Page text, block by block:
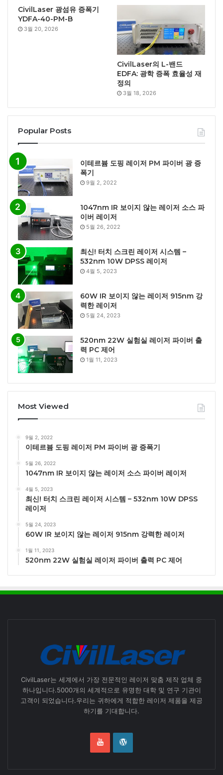
CivilLaser 광섬유 증폭기
YDFA-40-PM-B
3월 20, 2026
CivilLaser의 L-밴드
EDFA: 광학 증폭 효율성 재
정의
3월 18, 2026
Popular Posts
이테르븀 도핑 레이저 PM 파이버 광 증
폭기
9월 2, 2022
1047nm IR 보이지 않는 레이저 소스 파
이버 레이저
5월 26, 2022
최신! 터치 스크린 레이저 시스템 –
532nm 10W DPSS 레이저
4월 5, 2023
60W IR 보이지 않는 레이저 915nm 강
력한 레이저
5월 24, 2023
520nm 22W 실험실 레이저 파이버 출
력 PC 제어
1월 11, 2023
Most Viewed
9월 2, 2022
이테르븀 도핑 레이저 PM 파이버 광 증폭기
5월 26, 2022
1047nm IR 보이지 않는 레이저 소스 파이버 레이저
4월 5, 2023
최신! 터치 스크린 레이저 시스템 – 532nm 10W DPSS
레이저
5월 24, 2023
60W IR 보이지 않는 레이저 915nm 강력한 레이저
1월 11, 2023
520nm 22W 실험실 레이저 파이버 출력 PC 제어
CivilLaser는 세계에서 가장 전문적인 레이저 맞춤 제작 업체 중
하나입니다.5000개의 세계적으로 유명한 대학 및 연구 기관이
고객이 되었습니다.우리는 귀하에게 적합한 레이저 제품을 제공
하기를 기대합니다.